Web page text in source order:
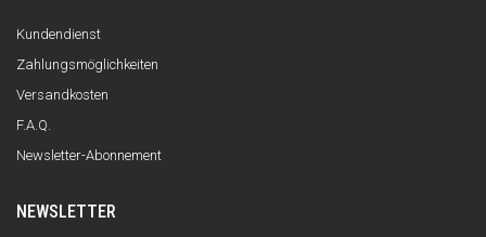
Kundendienst
Zahlungsmöglichkeiten
Versandkosten
F.A.Q.
Newsletter-Abonnement
NEWSLETTER